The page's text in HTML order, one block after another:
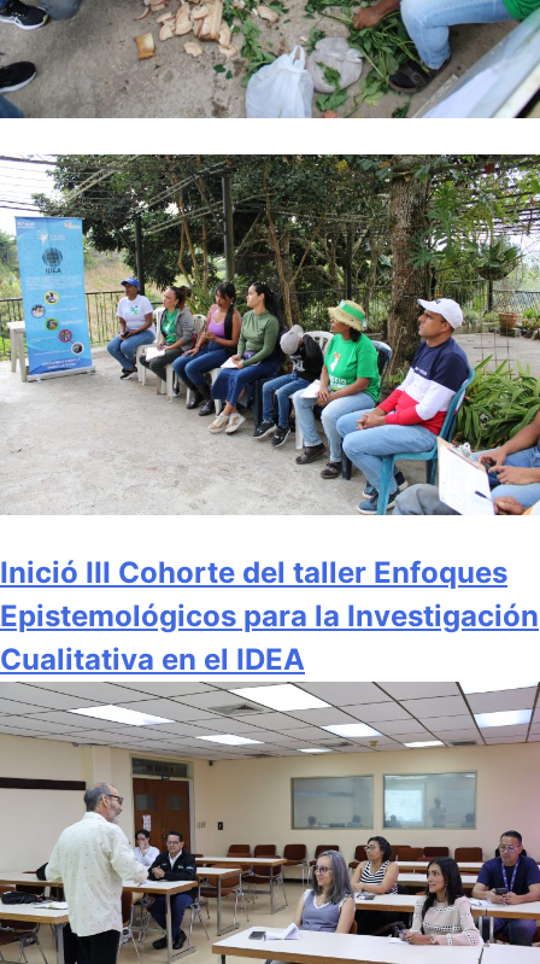
Inició III Cohorte del taller Enfoques
Epistemológicos para la Investigación
Cualitativa en el IDEA